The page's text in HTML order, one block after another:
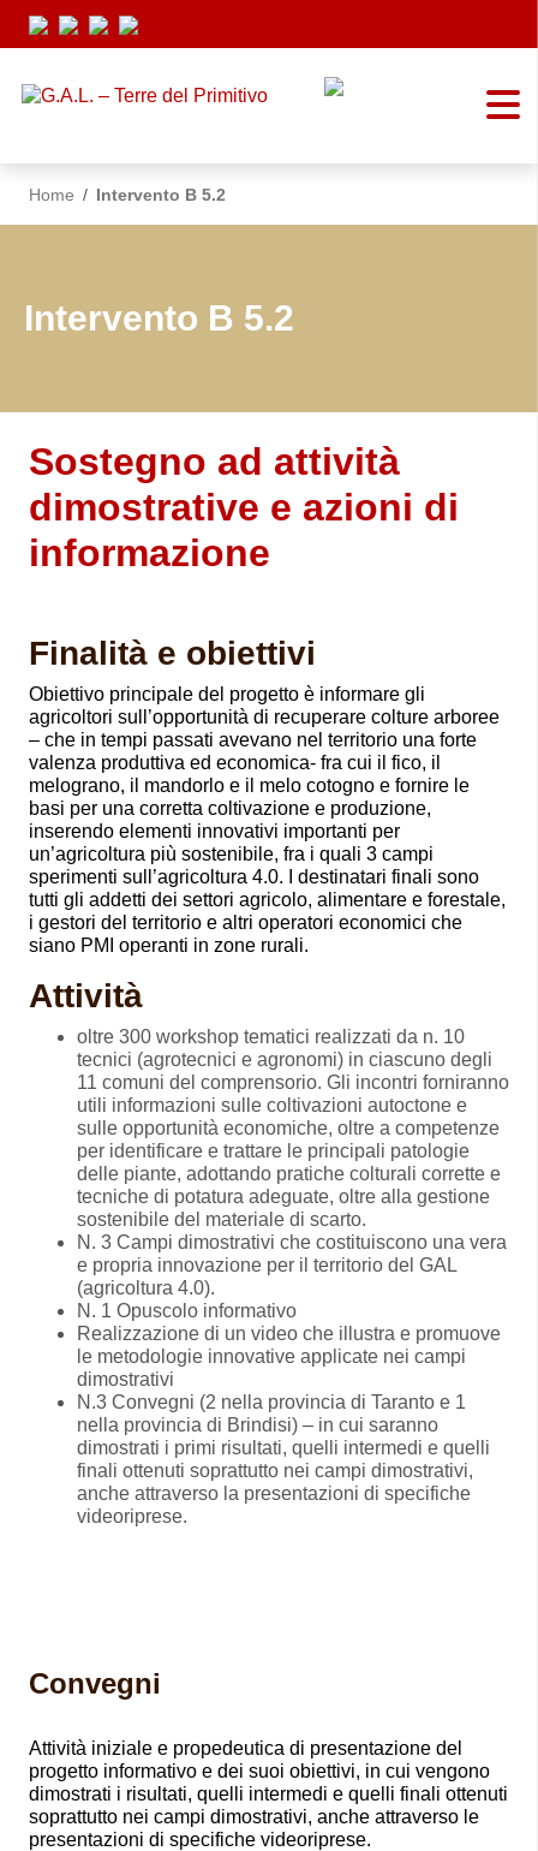
Vai ai contenuti
Vai al menu di navigazione
Home / Intervento B 5.2
Intervento B 5.2
Sostegno ad attività
dimostrative e azioni di
informazione
Finalità e obiettivi
Obiettivo principale del progetto è informare gli
agricoltori sull’opportunità di recuperare colture arboree
– che in tempi passati avevano nel territorio una forte
valenza produttiva ed economica- fra cui il fico, il
melograno, il mandorlo e il melo cotogno e fornire le
basi per una corretta coltivazione e produzione,
inserendo elementi innovativi importanti per
un’agricoltura più sostenibile, fra i quali 3 campi
sperimenti sull’agricoltura 4.0. I destinatari finali sono
tutti gli addetti dei settori agricolo, alimentare e forestale,
i gestori del territorio e altri operatori economici che
siano PMI operanti in zone rurali.
Attività
oltre 300 workshop tematici realizzati da n. 10
tecnici (agrotecnici e agronomi) in ciascuno degli
11 comuni del comprensorio. Gli incontri forniranno
utili informazioni sulle coltivazioni autoctone e
sulle opportunità economiche, oltre a competenze
per identificare e trattare le principali patologie
delle piante, adottando pratiche colturali corrette e
tecniche di potatura adeguate, oltre alla gestione
sostenibile del materiale di scarto.
N. 3 Campi dimostrativi che costituiscono una vera
e propria innovazione per il territorio del GAL
(agricoltura 4.0).
N. 1 Opuscolo informativo
Realizzazione di un video che illustra e promuove
le metodologie innovative applicate nei campi
dimostrativi
N.3 Convegni (2 nella provincia di Taranto e 1
nella provincia di Brindisi) – in cui saranno
dimostrati i primi risultati, quelli intermedi e quelli
finali ottenuti soprattutto nei campi dimostrativi,
anche attraverso la presentazioni di specifiche
videoriprese.
Convegni
Attività iniziale e propedeutica di presentazione del
progetto informativo e dei suoi obiettivi, in cui vengono
dimostrati i risultati, quelli intermedi e quelli finali ottenuti
soprattutto nei campi dimostrativi, anche attraverso le
presentazioni di specifiche videoriprese.